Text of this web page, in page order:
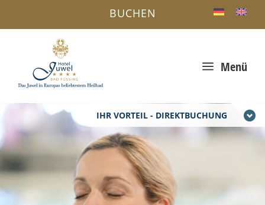
IHR VORTEIL - DIREKTBUCHUNG
a Menü
BUCHEN